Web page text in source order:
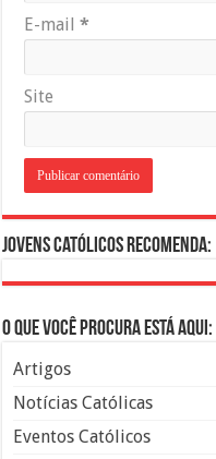
E-mail*
Site
Jovens Católicos Recomenda:
O que você procura está aqui:
Artigos
Notícias Católicas
Eventos Católicos